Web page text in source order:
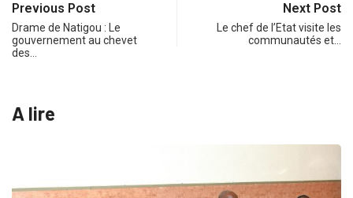
Previous Post
Drame de Natigou : Le
gouvernement au chevet
des…
Next Post
Le chef de l’Etat visite les
communautés et…
A lire